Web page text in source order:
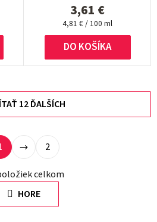
3,61 €
Jednotková
cena:
4,81 € / 100 ml
DO KOŠÍKA
v
l
á
d
12 ĎALŠÍCH
S
r
á
n
2
celkom
HORE